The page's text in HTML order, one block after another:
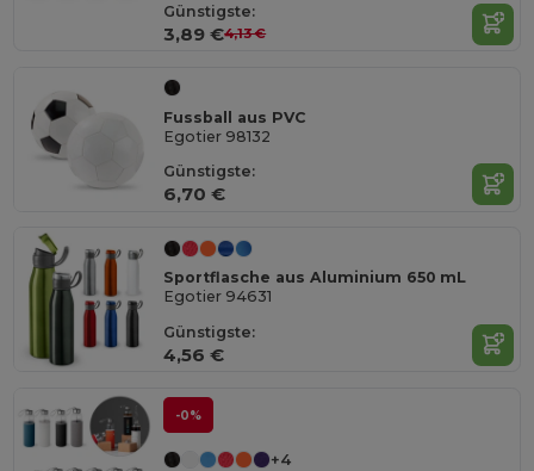
Günstigste:
3,89 €4,13 €
Fussball aus PVC
Egotier 98132
Günstigste:
6,70 €
Sportflasche aus Aluminium 650 mL
Egotier 94631
Günstigste:
4,56 €
-0%
+4